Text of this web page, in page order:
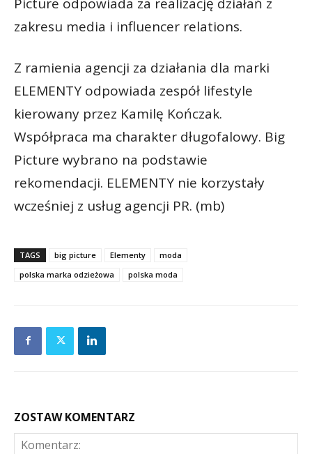
zakresu media i influencer relations.
Z ramienia agencji za działania dla marki
ELEMENTY odpowiada zespół lifestyle
kierowany przez Kamilę Kończak.
Współpraca ma charakter długofalowy. Big
Picture wybrano na podstawie
rekomendacji. ELEMENTY nie korzystały
wcześniej z usług agencji PR. (mb)
TAGS big picture Elementy
moda
polska marka odzieżowa
polska moda
ZOSTAW KOMENTARZ